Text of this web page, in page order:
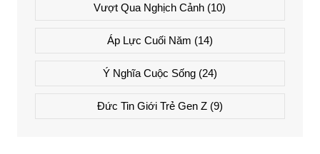
Vượt Qua Nghịch Cảnh (10)
Áp Lực Cuối Năm (14)
Ý Nghĩa Cuộc Sống(24)
Đức Tin Giới Trẻ Gen Z(9)